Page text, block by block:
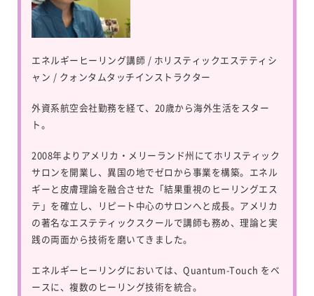
エネルギーヒーリング講師 / ホリスティックエステティシ
ャン / クォンタムタッチインストラクター
外資系航空会社勤務を経て、20歳から海外生活をスター
ト。
2008年よりアメリカ・メリーランド州にてホリスティック
サロンを開業し、異国の地でゼロから事業を構築。エネル
ギーと皮膚理論を融合させた「結果重視のヒーリングエス
テ」を確立し、リピート中心のサロンへと成長。アメリカ
の著名なエステティックスクールで講師も務め、理論と実
践の両面から技術を磨いてきました。
エネルギーヒーリングにおいては、 Quantum-Touch をベ
ースに、複数のヒーリング技術を統合。